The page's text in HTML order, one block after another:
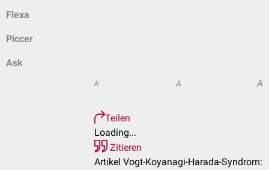
Flexa
Piccer
Ask
A A A
Teilen
Loading...
Zitieren
Artikel Vogt-Koyanagi-Harada-Syndrom: